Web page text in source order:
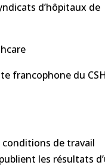
d’hôpitaux de
francophone du
conditions de travail
les résultats